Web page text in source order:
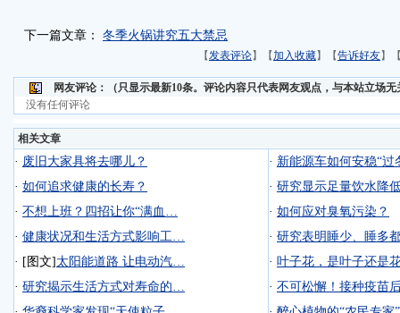
下一篇文章： 冬季火锅讲究五大禁忌
【发表评论】【加入收藏】【告诉好友】
网友评论：
（只显示最新10条。评论内容只代表网友观点，与本站立场无
没有任何评论
相关文章
· 废旧大家具将去哪儿？
· 如何追求健康的长寿？
· 不想上班？四招让你“满血…
· 健康状况和生活方式影响工…
· [图文] 太阳能道路 让电动汽…
· 研究揭示生活方式对寿命的…
· 新能源车如何安稳“
· 研究显示足量饮水降
· 如何应对臭氧污染？
· 研究表明睡少、睡多
· 叶子花，是叶子还是
· 不可松懈！接种疫苗